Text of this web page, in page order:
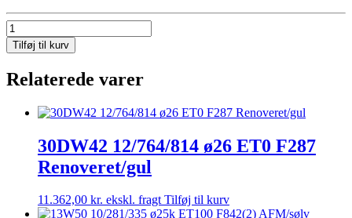
28X22.5
10/281/335
Ø24
75
Afm/Sølv
Tilføj til kurv
Relaterede varer
30DW42 12/764/814 ø26 ET0 F287
Renoveret/gul
11.362,00 kr. ekskl. fragt Tilføj til kurv